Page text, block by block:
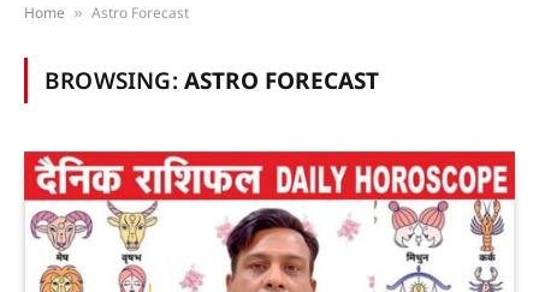
Home » Astro Forecast
BROWSING: ASTRO FORECAST